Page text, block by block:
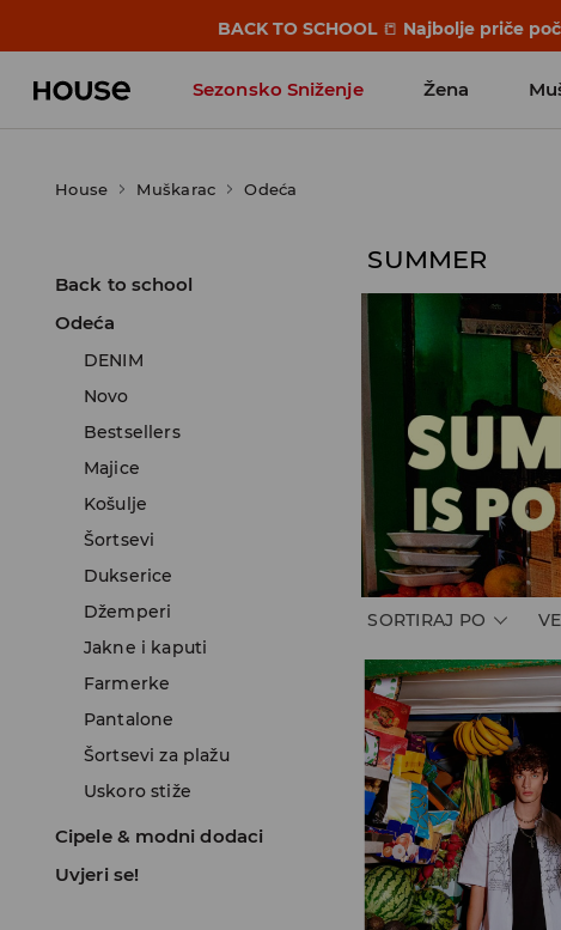
BACK TO SCHOOL 📒 Najbolje priče
Sezonsko Sniženje Žena
House Muškarac Odeća
Back to school
Odeća
DENIM
Novo
Bestsellers
Majice
Košulje
Šortsevi
Dukserice
Džemperi
Jakne i kaputi
Farmerke
Pantalone
Šortsevi za plažu
Uskoro stiže
Cipele & modni dodaci
Uvjeri se!
SUMMER
SORTIRAJ PO